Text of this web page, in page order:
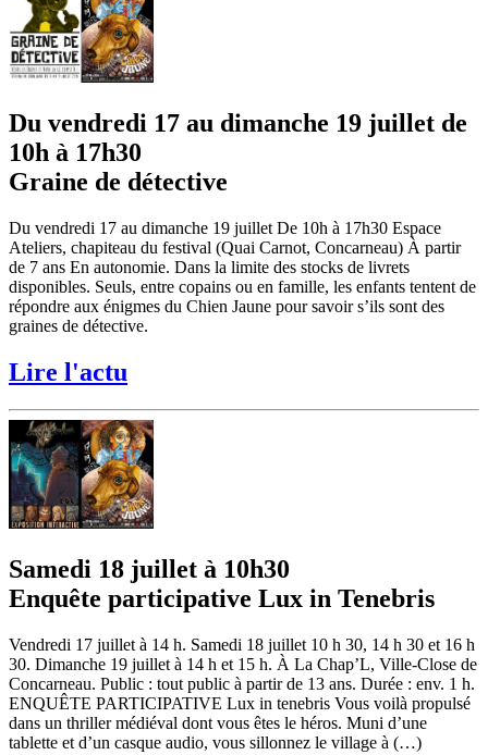
Du vendredi 17 au dimanche 19 juillet de
10h à 17h30
Graine de détective
Du vendredi 17 au dimanche 19 juillet De 10h à 17h30 Espace
Ateliers, chapiteau du festival (Quai Carnot, Concarneau) À partir
de 7 ans En autonomie. Dans la limite des stocks de livrets
disponibles. Seuls, entre copains ou en famille, les enfants tentent de
répondre aux énigmes du Chien Jaune pour savoir s’ils sont des
graines de détective.
Lire l'actu
Samedi 18 juillet à 10h30
Enquête participative Lux in Tenebris
Vendredi 17 juillet à 14 h. Samedi 18 juillet 10 h 30, 14 h 30 et 16 h
30. Dimanche 19 juillet à 14 h et 15 h. À La Chap’L, Ville-Close de
Concarneau. Public : tout public à partir de 13 ans. Durée : env. 1 h.
ENQUÊTE PARTICIPATIVE Lux in tenebris Vous voilà propulsé
dans un thriller médiéval dont vous êtes le héros. Muni d’une
tablette et d’un casque audio, vous sillonnez le village à (…)